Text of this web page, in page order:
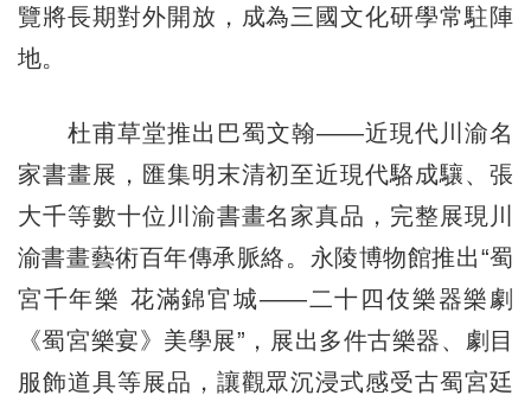
覽將長期對外開放，成為三國文化研學常駐陣
地。
杜甫草堂推出巴蜀文翰——近現代川渝名
家書畫展，匯集明末清初至近現代駱成驤、張
大千等數十位川渝書畫名家真品，完整展現川
渝書畫藝術百年傳承脈絡。永陵博物館推出“蜀
宮千年樂 花滿錦官城——二十四伎樂器樂劇
《蜀宮樂宴》美學展”，展出多件古樂器、劇目
服飾道具等展品，讓觀眾沉浸式感受古蜀宮廷